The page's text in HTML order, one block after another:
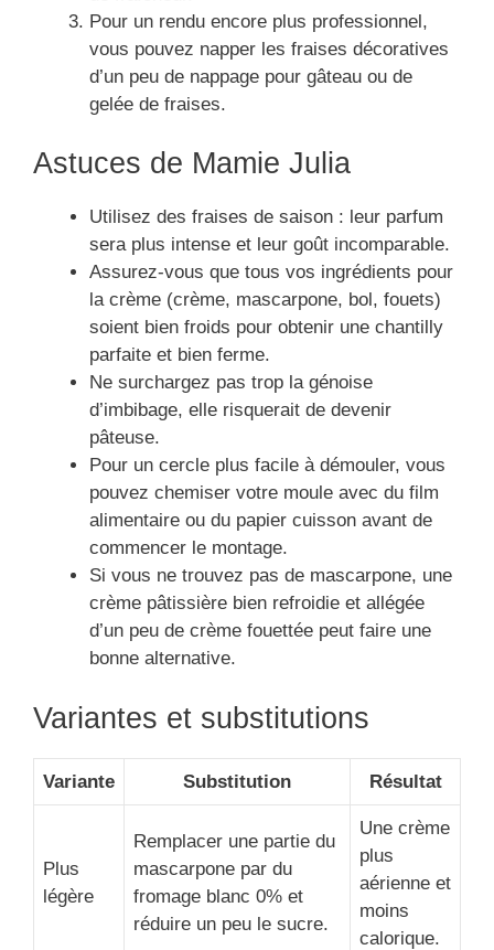
Pour un rendu encore plus professionnel,
vous pouvez napper les fraises décoratives
d’un peu de nappage pour gâteau ou de
gelée de fraises.
Astuces de Mamie Julia
Utilisez des fraises de saison : leur parfum
sera plus intense et leur goût incomparable.
Assurez-vous que tous vos ingrédients pour
la crème (crème, mascarpone, bol, fouets)
soient bien froids pour obtenir une chantilly
parfaite et bien ferme.
Ne surchargez pas trop la génoise
d’imbibage, elle risquerait de devenir
pâteuse.
Pour un cercle plus facile à démouler, vous
pouvez chemiser votre moule avec du film
alimentaire ou du papier cuisson avant de
commencer le montage.
Si vous ne trouvez pas de mascarpone, une
crème pâtissière bien refroidie et allégée
d’un peu de crème fouettée peut faire une
bonne alternative.
Variantes et substitutions
Variante Substitution Résultat
Plus
légère
Remplacer une partie du
mascarpone par du
fromage blanc 0% et
réduire un peu le sucre.
Une crème
plus
aérienne et
moins
calorique.